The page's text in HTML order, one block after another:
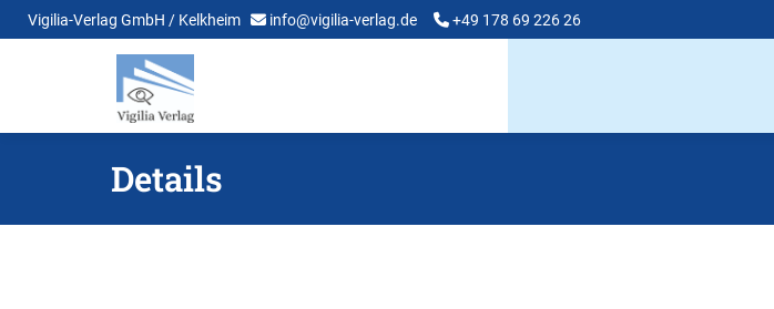
Vigilia-Verlag GmbH / Kelkheim info@vigilia-verlag.de +49 178 69 226 26
Details